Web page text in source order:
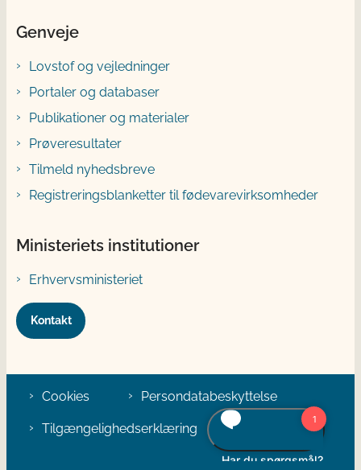
Genveje
Lovstof og vejledninger
Portaler og databaser
Publikationer og materialer
Prøveresultater
Tilmeld nyhedsbreve
Registreringsblanketter til fødevarevirksomheder
Ministeriets institutioner
Erhvervsministeriet
Kontakt
Cookies Persondatabeskyttelse
Tilgængelighedserklæring